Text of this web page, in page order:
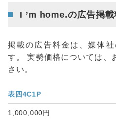
I ’m home.の広告掲載
掲載の広告料金は、媒体
す。 実勢価格については、
さい。
表四4C1P
1,000,000円